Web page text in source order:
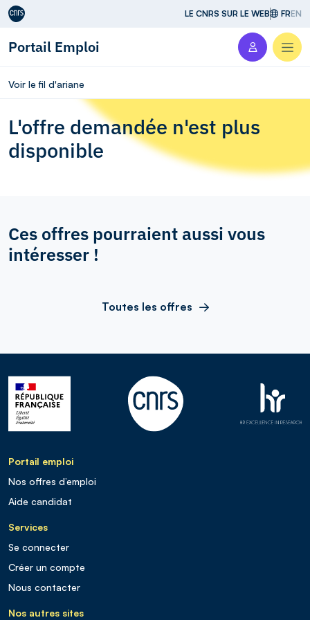
Aller au contenu LE CNRS SUR LE WEB FREN
Portail Emploi
Voir le fil d'ariane
L'offre demandée n'est plus
disponible
Ces offres pourraient aussi vous
intéresser !
Toutes les offres
Portail emploi
Nos offres d’emploi
Aide candidat
Services
Se connecter
Créer un compte
Nous contacter
Nos autres sites